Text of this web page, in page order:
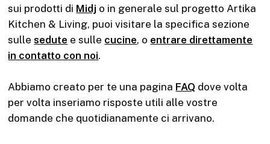
sui prodotti di Midj o in generale sul progetto Artika
Kitchen & Living, puoi visitare la specifica sezione
sullesedute e sulle cucine, o entrare direttamente
in contatto con noi.
Abbiamo creato per te una pagina FAQ dove volta
per volta inseriamo risposte utili alle vostre
domande che quotidianamente ci arrivano.